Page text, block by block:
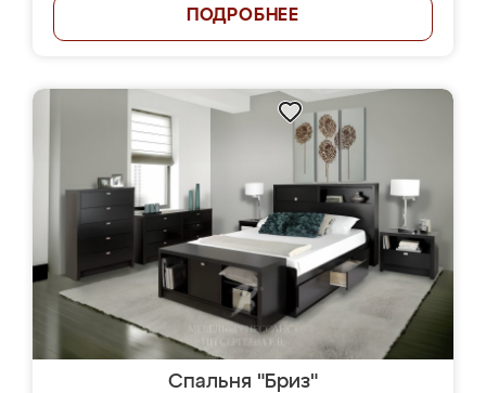
ПОДРОБНЕЕ
Спальня "Бриз"